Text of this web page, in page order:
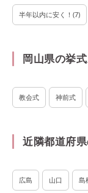
半年以内に安く！ (7)
岡山県の挙
教会式 神前式
近隣都道府
広島 山口 島